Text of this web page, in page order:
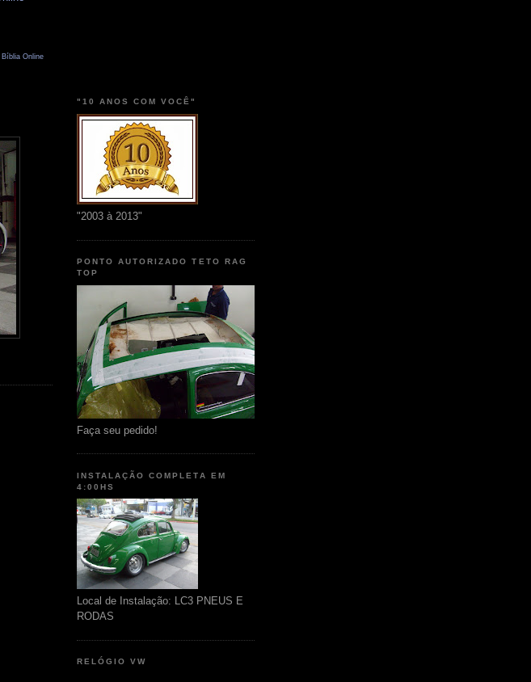
Bíblia Online
"10 ANOS COM VOCÊ"
"2003 à 2013"
PONTO AUTORIZADO TETO RAG
TOP
Faça seu pedido!
INSTALAÇÃO COMPLETA EM
4:00HS
Local de Instalação: LC3 PNEUS E
RODAS
RELÓGIO VW